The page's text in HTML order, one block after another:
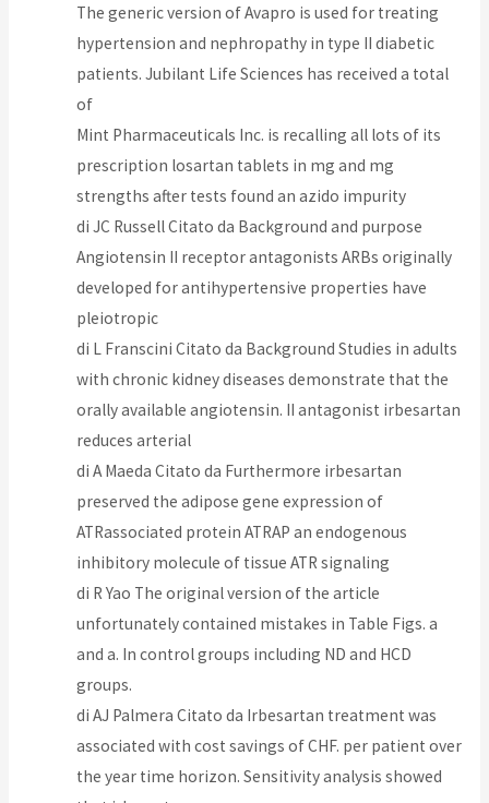
The generic version of Avapro is used for treating
hypertension and nephropathy in type II diabetic
patients. Jubilant Life Sciences has received a total
of
Mint Pharmaceuticals Inc. is recalling all lots of its
prescription losartan tablets in mg and mg
strengths after tests found an azido impurity
di JC Russell Citato da Background and purpose
Angiotensin II receptor antagonists ARBs originally
developed for antihypertensive properties have
pleiotropic
di L Franscini Citato da Background Studies in adults
with chronic kidney diseases demonstrate that the
orally available angiotensin. II antagonist irbesartan
reduces arterial
di A Maeda Citato da Furthermore irbesartan
preserved the adipose gene expression of
ATRassociated protein ATRAP an endogenous
inhibitory molecule of tissue ATR signaling
di R Yao The original version of the article
unfortunately contained mistakes in Table Figs. a
and a. In control groups including ND and HCD
groups.
di AJ Palmera Citato da Irbesartan treatment was
associated with cost savings of CHF. per patient over
the year time horizon. Sensitivity analysis showed